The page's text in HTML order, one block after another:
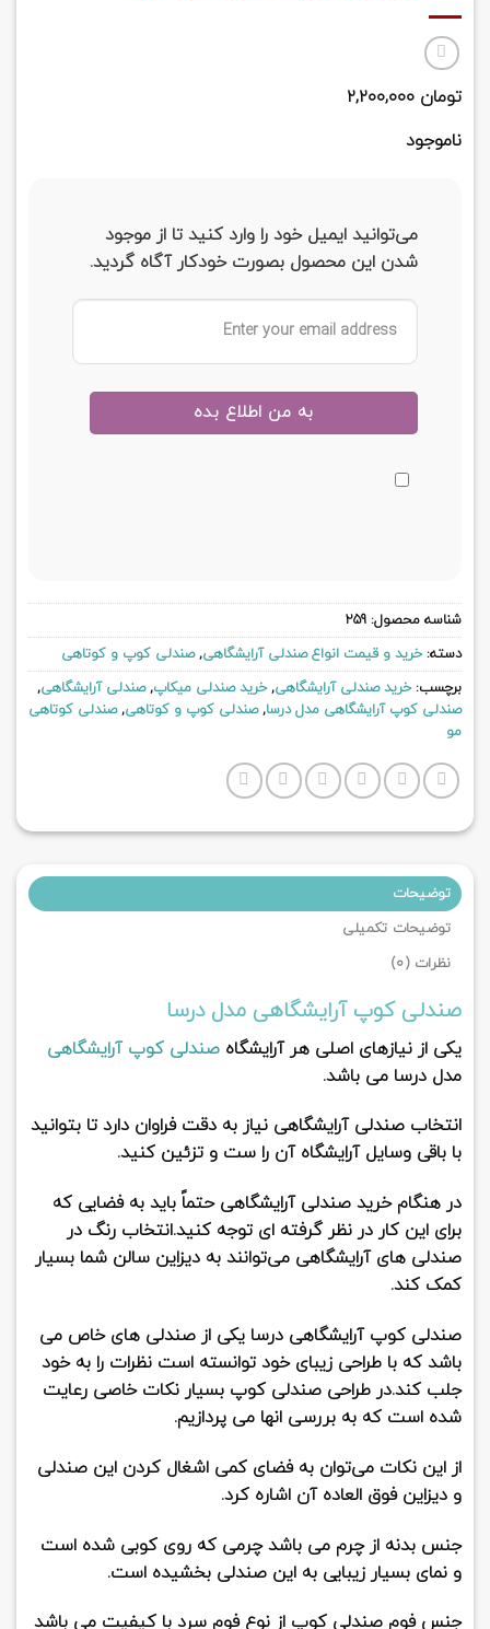
تومان
ناموجود
می‌توانید ایمیل خود را وارد کنید تا از موجود
شدن این محصول بصورت خودکار آگاه گردید.
شناسه محصول: 259
دسته:خرید و قیمت انواع صندلی آرایشگاهی,صندلی کوپ و کوتاهی
برچسب:خرید صندلی آرایشگاهی,خرید صندلی میکاپ,صندلی آرایشگاهی,
صندلی کوپ آرایشگاهی مدل درسا,صندلی کوپ و کوتاهی,صندلی کوتاهی
مو
توضیحات
توضیحات تکمیلی
نظرات (0)
صندلی کوپ آرایشگاهی مدل درسا
یکی از نیازهای اصلی هر آرایشگاه صندلی کوپ آرایشگاهی
مدل درسا می باشد.
انتخاب صندلی آرایشگاهی نیاز به دقت فراوان دارد تا بتوانید
با باقی وسایل آرایشگاه آن را ست و تزئین کنید.
در هنگام خرید صندلی آرایشگاهی حتماً باید به فضایی که
برای این کار در نظر گرفته ای توجه کنید.انتخاب رنگ در
صندلی های آرایشگاهی می‌توانند به دیزاین سالن شما بسیار
کمک کند.
صندلی کوپ آرایشگاهی درسا یکی از صندلی های خاص می
باشد که با طراحی زیبای خود توانسته است نظرات را به خود
جلب کند.در طراحی صندلی کوپ بسیار نکات خاصی رعایت
شده است که به بررسی انها می پردازیم.
از این نکات می‌توان به فضای کمی اشغال کردن این صندلی
و دیزاین فوق العاده آن اشاره کرد.
جنس بدنه از چرم می باشد چرمی که روی کوبی شده است
و نمای بسیار زیبایی به این صندلی بخشیده است.
جنس فوم صندلی کوپ از نوع فوم سرد با کیفیت می باشد